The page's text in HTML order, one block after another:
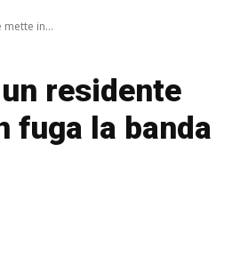
in...
residente
fuga la banda